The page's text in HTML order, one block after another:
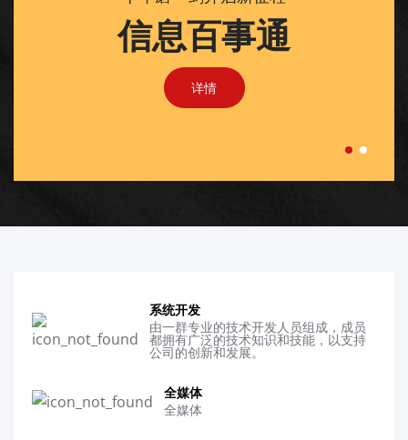
信息百事通
详情
系统开发
由一群专业的技术开发人员组成，成员
都拥有广泛的技术知识和技能，以支持
公司的创新和发展。
全媒体
全媒体